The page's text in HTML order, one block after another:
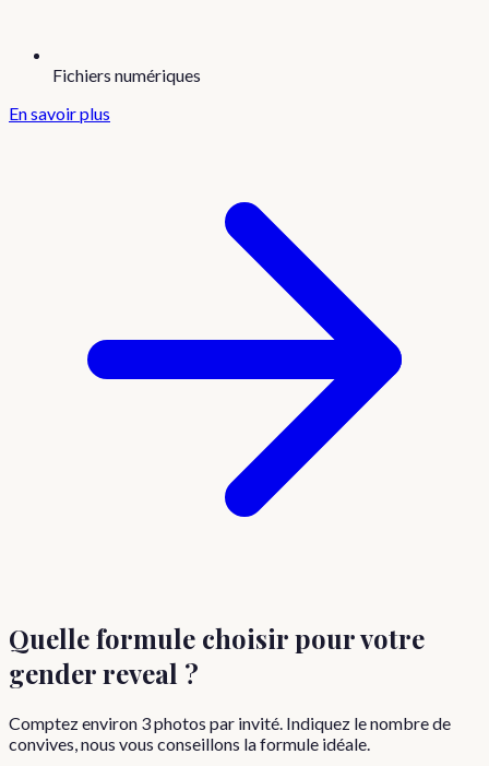
Fichiers numériques
En savoir plus
Quelle formule choisirpour votre
gender reveal ?
Comptez environ 3photos par invité. Indiquez le nombre de
convives, nous vous conseillons la formule idéale.